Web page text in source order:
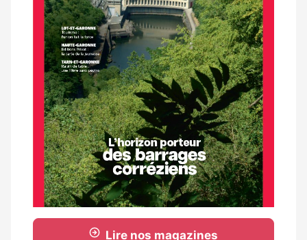
Lire nos magazines